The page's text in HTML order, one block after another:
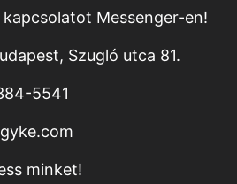
Messenger-en!
Szugló utca 81.
5541
minket!